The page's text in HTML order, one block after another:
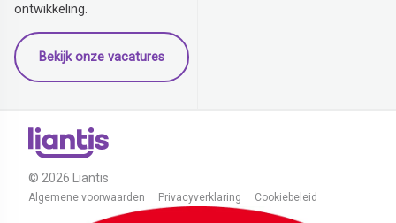
ontwikkeling.
Bekijk onze vacatures
© 2026 Liantis
Algemene voorwaarden Privacyverklaring Cookiebeleid